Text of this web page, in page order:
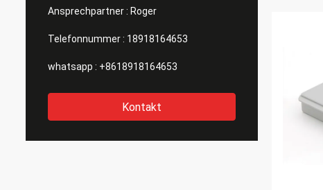
Ansprechpartner : Roger
Telefonnummer : 18918164653
whatsapp : +8618918164653
Kontakt